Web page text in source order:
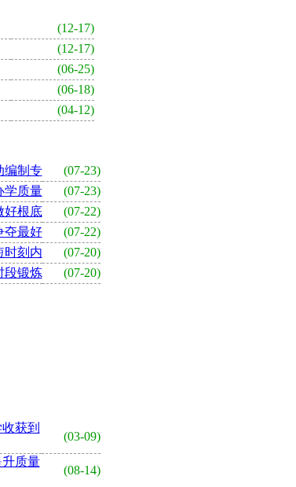
(12-17)
(12-17)
(06-25)
(06-18)
(04-12)
编制专
(07-23)
学质量
(07-23)
好根底
(07-22)
夺最好
(07-22)
时刻内
(07-20)
段锻炼
(07-20)
获到
(03-09)
质量
(08-14)